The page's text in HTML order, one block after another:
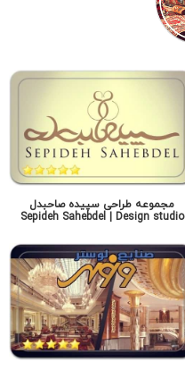
مجموعه طراحی سپیده صاحبدل
Sepideh Sahebdel | Design studio